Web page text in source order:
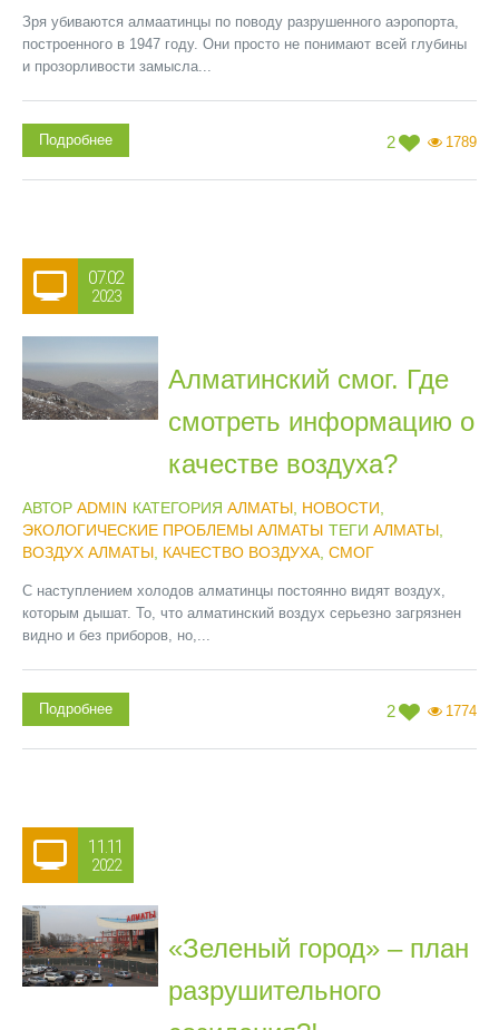
Зря убиваются алмаатинцы по поводу разрушенного аэропорта,
построенного в 1947 году. Они просто не понимают всей глубины
и прозорливости замысла...
2 1789
Подробнее
07.02
2023
Алматинский смог. Где
смотреть информацию о
качестве воздуха?
АВТОР ADMIN КАТЕГОРИЯ АЛМАТЫ НОВОСТИ
ЭКОЛОГИЧЕСКИЕ ПРОБЛЕМЫ АЛМАТЫ ТЕГИ АЛМАТЫ
ВОЗДУХ АЛМАТЫ КАЧЕСТВО ВОЗДУХА СМОГ
С наступлением холодов алматинцы постоянно видят воздух,
которым дышат. То, что алматинский воздух серьезно загрязнен
видно и без приборов, но,...
2 1774
Подробнее
11.11
2022
«Зеленый город» – план
разрушительного